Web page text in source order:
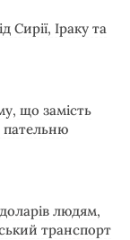
Сирії, Іраку та
що замість
пательню
людям,
транспорт